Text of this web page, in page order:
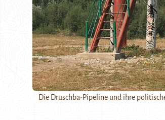
Die Druschba-Pipeline und ihre